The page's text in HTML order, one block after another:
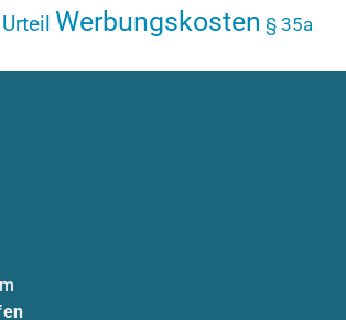
Urteil Werbungskosten § 35a